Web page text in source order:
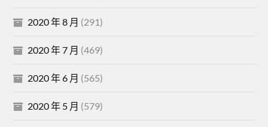
2020 年 8 月 (291)
2020 年 7 月 (469)
2020 年 6 月 (565)
2020 年 5 月 (579)